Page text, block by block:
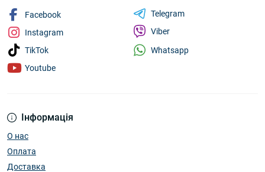
Інформація
О нас
Оплата
Доставка
Facebook
Instagram
TikTok
Youtube
Telegram
Viber
Whatsapp